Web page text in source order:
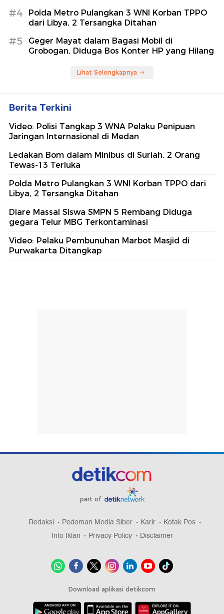
#4
Polda Metro Pulangkan 3 WNI Korban TPPO
dari Libya, 2 Tersangka Ditahan
#5
Geger Mayat dalam Bagasi Mobil di
Grobogan, Diduga Bos Konter HP yang Hilang
Lihat Selengkapnya
Berita Terkini
Video: Polisi Tangkap 3 WNA Pelaku Penipuan
Jaringan Internasional di Medan
Ledakan Bom dalam Minibus di Suriah, 2 Orang
Tewas-13 Terluka
Polda Metro Pulangkan 3 WNI Korban TPPO dari
Libya, 2 Tersangka Ditahan
Diare Massal Siswa SMPN 5 Rembang Diduga
gegara Telur MBG Terkontaminasi
Video: Pelaku Pembunuhan Marbot Masjid di
Purwakarta Ditangkap
part of
Redaksi Pedoman Media Siber Karir
Kotak Pos
Info Iklan
Privacy Policy Disclaimer
Download aplikasi detikcom